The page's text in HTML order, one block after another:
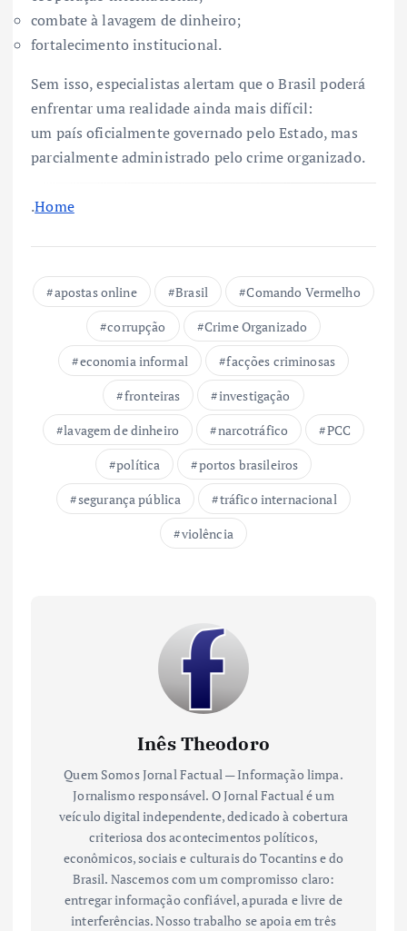
combate à lavagem de dinheiro;
fortalecimento institucional.
Sem isso, especialistas alertam que o Brasil poderá
enfrentar uma realidade ainda mais difícil:
um país oficialmente governado pelo Estado, mas
parcialmente administrado pelo crime organizado.
.Home
apostas online Brasil
Comando Vermelho
corrupção
Crime Organizado
economia informal
facções criminosas
fronteiras
investigação
lavagem de dinheiro
narcotráfico
PCC
política
portos brasileiros
segurança pública
tráfico internacional
violência
Inês Theodoro
Quem Somos Jornal Factual — Informação limpa.
Jornalismo responsável. O Jornal Factual é um
veículo digital independente, dedicado à cobertura
criteriosa dos acontecimentos políticos,
econômicos, sociais e culturais do Tocantins e do
Brasil. Nascemos com um compromisso claro:
entregar informação confiável, apurada e livre de
interferências. Nosso trabalho se apoia em três